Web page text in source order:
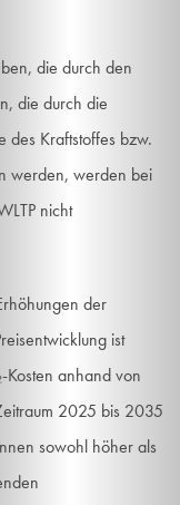
die durch den
die durch die
des Kraftstoffes bzw.
werden, werden bei
nicht
der
ist
anhand von
2025 bis 2035
sowohl höher als